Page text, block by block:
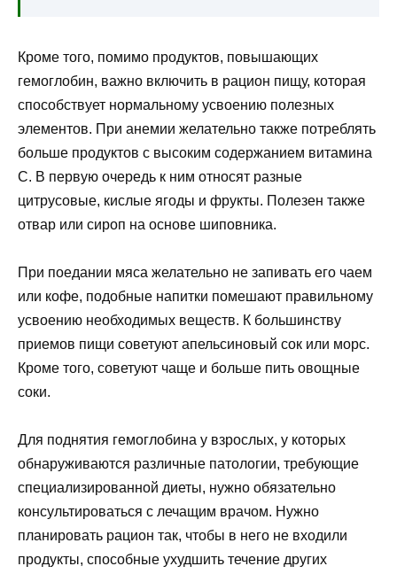
Кроме того, помимо продуктов, повышающих
гемоглобин, важно включить в рацион пищу, которая
способствует нормальному усвоению полезных
элементов. При анемии желательно также потреблять
больше продуктов с высоким содержанием витамина
С. В первую очередь к ним относят разные
цитрусовые, кислые ягоды и фрукты. Полезен также
отвар или сироп на основе шиповника.
При поедании мяса желательно не запивать его чаем
или кофе, подобные напитки помешают правильному
усвоению необходимых веществ. К большинству
приемов пищи советуют апельсиновый сок или морс.
Кроме того, советуют чаще и больше пить овощные
соки.
Для поднятия гемоглобина у взрослых, у которых
обнаруживаются различные патологии, требующие
специализированной диеты, нужно обязательно
консультироваться с лечащим врачом. Нужно
планировать рацион так, чтобы в него не входили
продукты, способные ухудшить течение других